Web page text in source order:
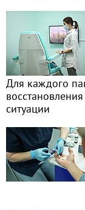
Для каждого
ситуации